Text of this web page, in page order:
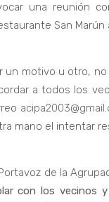
una reunión
San Marún
un motivo u otro,
a todos los
mano el intentar
de la
con los vecinos